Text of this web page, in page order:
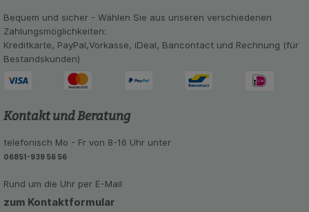
Bequem und sicher - Wählen Sie aus unseren verschiedenen
Zahlungsmöglichkeiten:
Kreditkarte, PayPal,Vorkasse, iDeal, Bancontact und Rechnung (für
Bestandskunden)
Kontakt und Beratung
telefonisch Mo - Fr von 8-16 Uhr unter
06851-939 56 56
Rund um die Uhr per E-Mail
zum Kontaktformular